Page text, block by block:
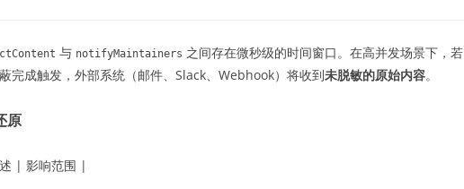
与 notifyMaintainers 之间存在微秒级的时间窗口。在高并发场景下，若
完成触发，外部系统（邮件、Slack、Webhook）将收到未脱敏的原始内容。
原
| 影响范围 |